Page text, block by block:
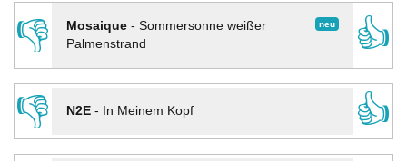
👎
neu
Mosaique- Sommersonne weißer
Palmenstrand
👍
👎
N2E- In Meinem Kopf
👍